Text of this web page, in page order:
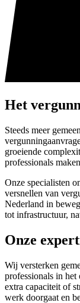
Het
Steeds meer
groeiende
professionals
Onze specialisten
versnellen van
Nederland in
tot infrastructuur,
Onze
Wij versterken
professionals in
extra capaciteit of
werk doorgaat en